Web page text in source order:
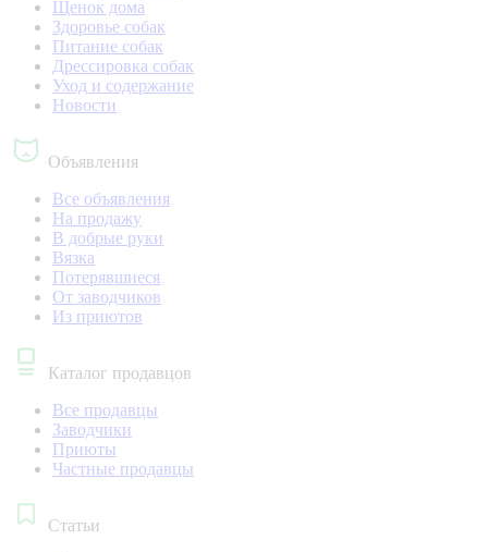
Щенок дома
Здоровье собак
Питание собак
Дрессировка собак
Уход и содержание
Новости
Объявления
Все объявления
На продажу
В добрые руки
Вязка
Потерявшиеся
От заводчиков
Из приютов
Каталог продавцов
Все продавцы
Заводчики
Приюты
Частные продавцы
Статьи